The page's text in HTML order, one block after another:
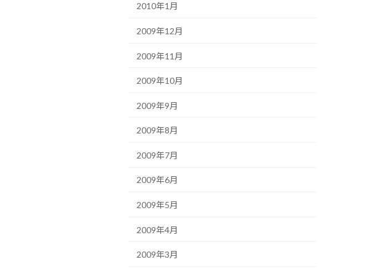
2010年1月
2009年12月
2009年11月
2009年10月
2009年9月
2009年8月
2009年7月
2009年6月
2009年5月
2009年4月
2009年3月